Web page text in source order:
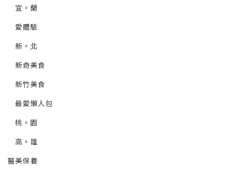
宜。蘭
愛體驗
新。北
新奇美食
新竹美食
最愛懶人包
桃。園
高。雄
醫美保養